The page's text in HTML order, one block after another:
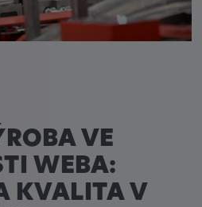
VE
WEBA:
KVALITA V